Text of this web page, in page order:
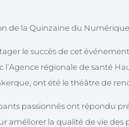
de la Quinzaine du
le succès de cet
régionale de santé
ont été le théâtre de
passionnés ont répondu
améliorer la qualité de vie des